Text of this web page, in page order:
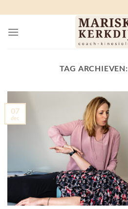
naar
inhoud
TAG ARCHIEVEN:
07
dec